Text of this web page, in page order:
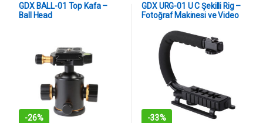
GDX BALL-01 Top Kafa –
Ball Head
-26%
GDX URG-01 U C Şekilli Rig –
Fotoğraf Makinesi ve Video
-33%